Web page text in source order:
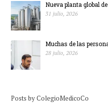
Nueva planta global
31 julio, 2026
Muchas de las
28 julio, 2026
Posts by ColegioMedicoCo